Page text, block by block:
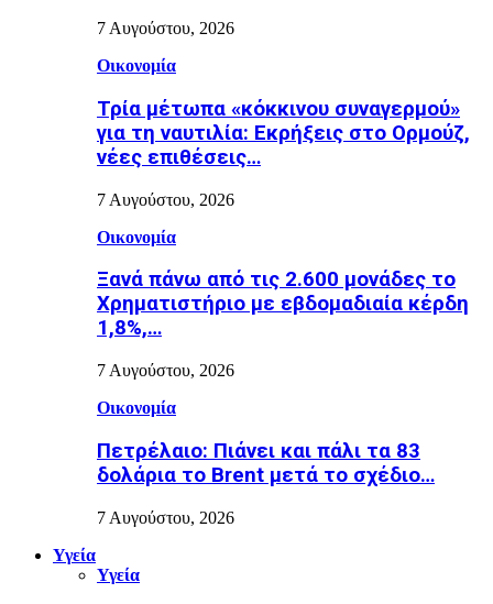
7 Αυγούστου, 2026
Οικονομία
Τρία μέτωπα «κόκκινου συναγερμού»
για τη ναυτιλία: Εκρήξεις στο Ορμούζ,
νέες επιθέσεις…
7 Αυγούστου, 2026
Οικονομία
Ξανά πάνω από τις 2.600 μονάδες το
Χρηματιστήριο με εβδομαδιαία κέρδη
1,8%,…
7 Αυγούστου, 2026
Οικονομία
Πετρέλαιο: Πιάνει και πάλι τα 83
δολάρια το Brent μετά το σχέδιο…
7 Αυγούστου, 2026
Υγεία
Υγεία